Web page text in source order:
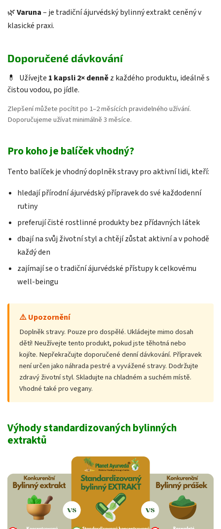
🌿Varuna– je tradiční ájurvédský bylinný extrakt ceněný v
klasické praxi.
Doporučené dávkování
💊 Užívejte 1 kapsli 2× denněz každého produktu, ideálně s
čistou vodou, po jídle.
Zlepšení můžete pocítit po 1–2 měsících pravidelného užívání.
Doporučujeme užívat minimálně 3 měsíce.
Pro koho je balíček vhodný?
Tento balíček je vhodný doplněk stravy pro aktivní lidi, kteří:
hledají přírodní ájurvédský přípravek do své každodenní
rutiny
preferují čisté rostlinné produkty bez přídavných látek
dbají na svůj životní styl a chtějí zůstat aktivní a v pohodě
každý den
zajímají se o tradiční ájurvédské přístupy k celkovému
well-beingu
⚠️ Upozornění
Doplněk stravy. Pouze pro dospělé. Ukládejte mimo dosah
dětí! Neužívejte tento produkt, pokud jste těhotná nebo
kojíte. Nepřekračujte doporučené denní dávkování. Přípravek
není určen jako náhrada pestré a vyvážené stravy. Dodržujte
zdravý životní styl. Skladujte na chladném a suchém místě.
Vhodné také pro vegany.
Výhody standardizovaných bylinných
extraktů